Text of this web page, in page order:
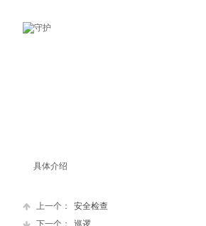
具体介绍
上一个：
安全检查
下一个：
巡逻